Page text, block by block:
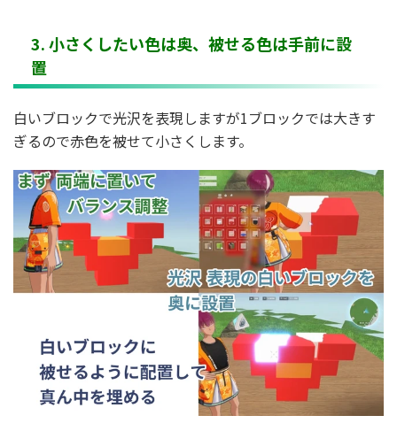
3. 小さくしたい色は奥、被せる色は手前に設
置
白いブロックで光沢を表現しますが1ブロックでは大きす
ぎるので赤色を被せて小さくします。